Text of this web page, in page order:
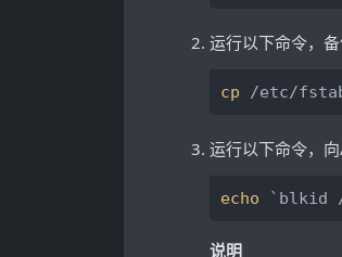
运行以下命令，
cp /etc/
运行以下命令，向
echo `blkid /
说明